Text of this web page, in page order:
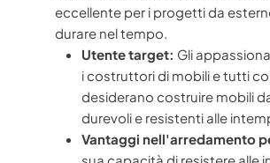
eccellente per i progetti da
durare nel tempo.
Utente target: Gli
i costruttori di mobili e tutti
desiderano costruire mobili
durevoli e resistenti alle
Vantaggi nell'arredamento
sua capacità di resistere alle